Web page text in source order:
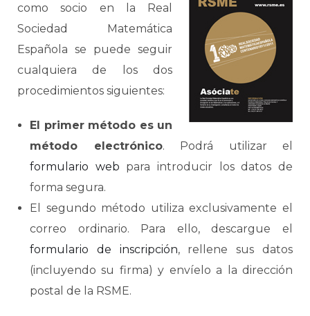
como socio en la Real
Sociedad Matemática
Española se puede seguir
cualquiera de los dos
procedimientos siguientes:
El primer método es un
método electrónico. Podrá utilizar el
formulario web para introducir los datos de
forma segura.
El segundo método utiliza exclusivamente el
correo ordinario. Para ello, descargue el
formulario de inscripción, rellene sus datos
(incluyendo su firma) y envíelo a la dirección
postal de la RSME.